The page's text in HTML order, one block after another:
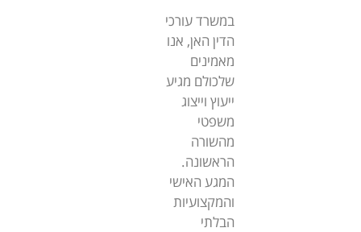
במשרד עורכי
הדין האן, אנו
מאמינים
שלכולם מגיע
ייעוץ וייצוג
משפטי
מהשורה
הראשונה.
המגע האישי
והמקצועיות
הבלתי